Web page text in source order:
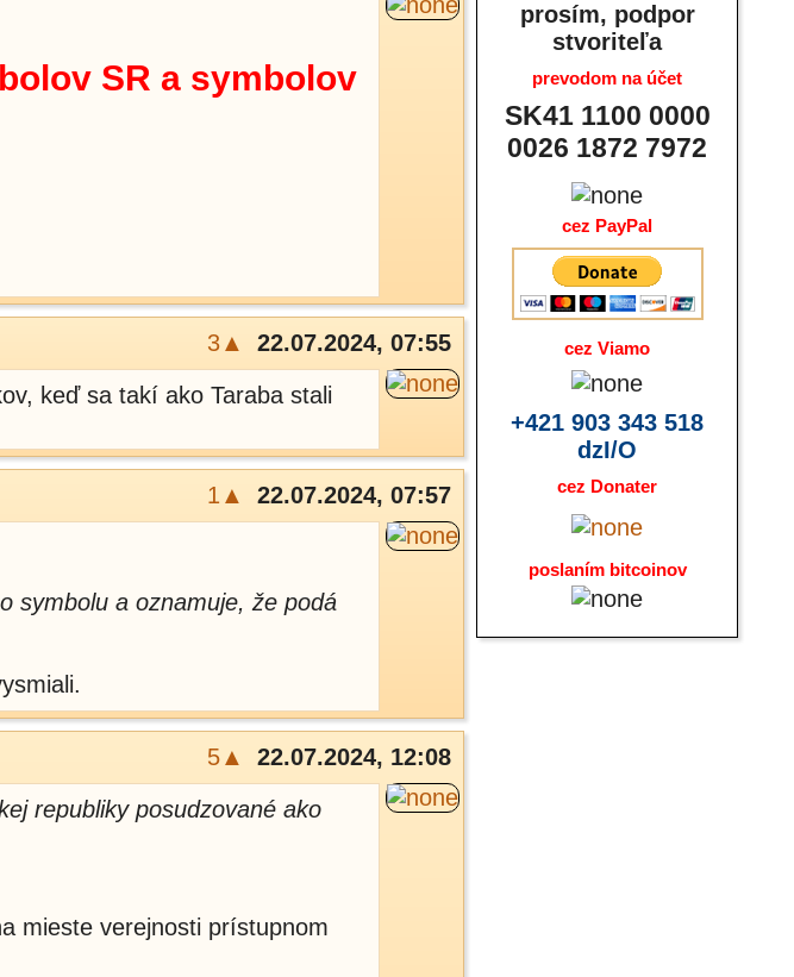
SR a symbolov
3▲
22.07.2024, 07:55
keď sa takí ako Taraba stali
1▲
22.07.2024, 07:57
symbolu a oznamuje, že podá
5▲
22.07.2024, 12:08
republiky posudzované ako
mieste verejnosti prístupnom
prosím, podpor
stvoriteľa
prevodom na účet
SK41 1100 0000
0026 1872 7972
cez PayPal
cez Viamo
+421 903 343 518
dzI/O
cez Donater
poslaním bitcoinov